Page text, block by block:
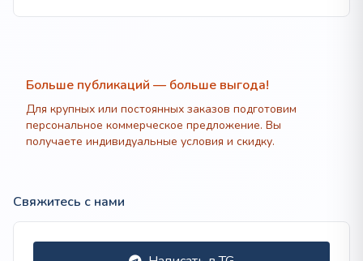
Больше публикаций — больше выгода!
Для крупных или постоянных заказов подготовим
персональное коммерческое предложение. Вы
получаете индивидуальные условия и скидку.
Свяжитесь с нами